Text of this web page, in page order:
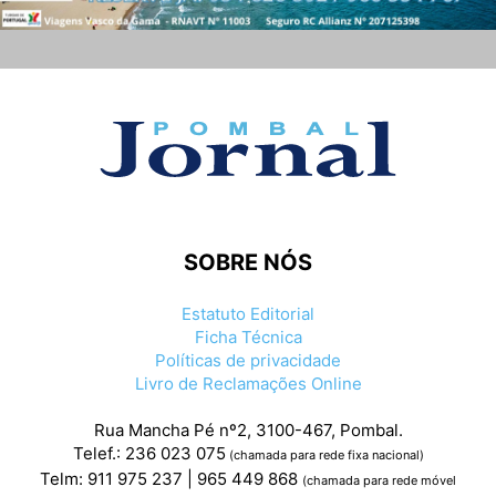
SOBRE NÓS
Estatuto Editorial
Ficha Técnica
Políticas de privacidade
Livro de Reclamações Online
Rua Mancha Pé nº2, 3100-467, Pombal.
Telef.: 236 023 075 (chamada para rede fixa nacional)
Telm: 911 975 237 | 965 449 868 (chamada para rede móvel